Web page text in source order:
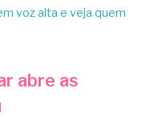
voz alta e veja quem
abre as